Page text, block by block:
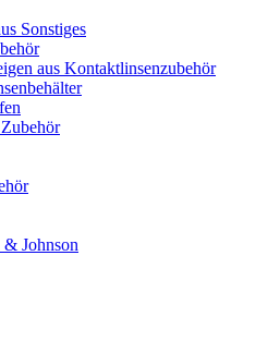
Sonstiges
aus Kontaktlinsenzubehör
Johnson